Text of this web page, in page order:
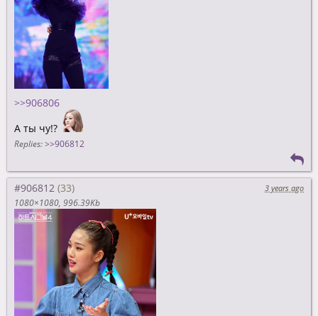
>>906806
А ты чу!?
Replies: >>906812
#906812
3 years ago
1080×1080 996.39Kb